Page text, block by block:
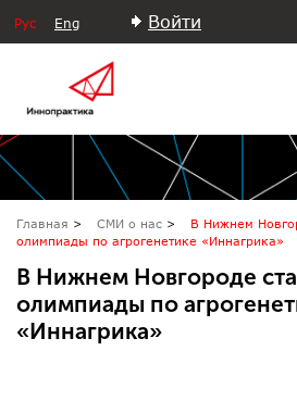
Рус Eng Войти
Главная СМИ о нас
В Нижнем
олимпиады по агрогенетике «Иннагрика»
В Нижнем Новгороде
олимпиады по
«Иннагрика»